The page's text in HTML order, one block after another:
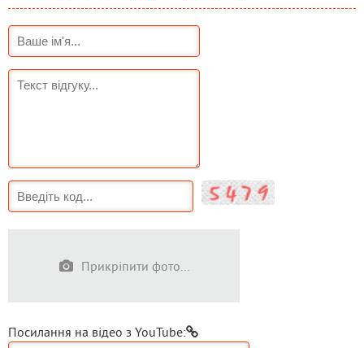
Прикріпити фото...
Посилання на відео з YouTube: